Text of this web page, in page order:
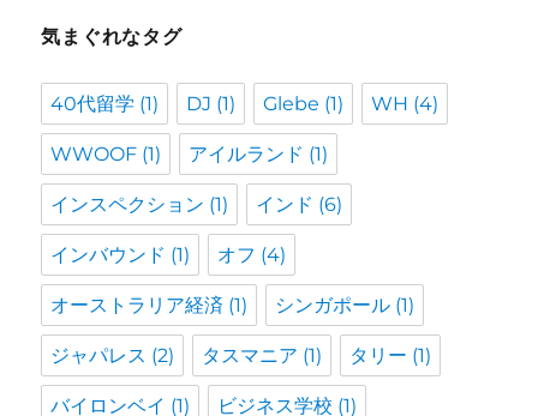
ー
気まぐれなタグ
40代留学 (1) DJ (1) Glebe (1) WH (4)
WWOOF (1) アイルランド (1)
インスペクション (1) インド (6)
インバウンド (1) オフ (4)
オーストラリア経済 (1) シンガポール (1)
ジャパレス (2) タスマニア (1) タリー (1)
バイロンベイ (1) ビジネス学校 (1)